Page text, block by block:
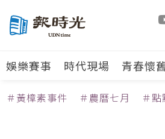
娛樂賽事 時代現場 青春懷
＃黃樟素事件 ＃農曆七月 ＃